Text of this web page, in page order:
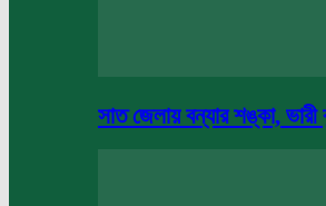
সাত জেলায় বন্যার শঙ্কা, ভারী